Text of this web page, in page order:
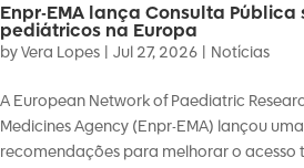
Enpr-EMA lança Consulta
pediátricos na Europa
byVera Lopes Jul 27, 2026 Notícias
A European Network of Paediatric
Medicines Agency (Enpr-EMA) lançou
recomendações para melhorar o acesso